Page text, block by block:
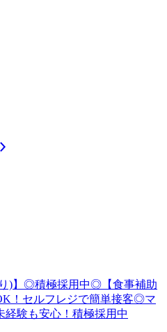
り)】◎積極採用中◎【食事補助
！セルフレジで簡単接客◎マ
経験も安心！積極採用中